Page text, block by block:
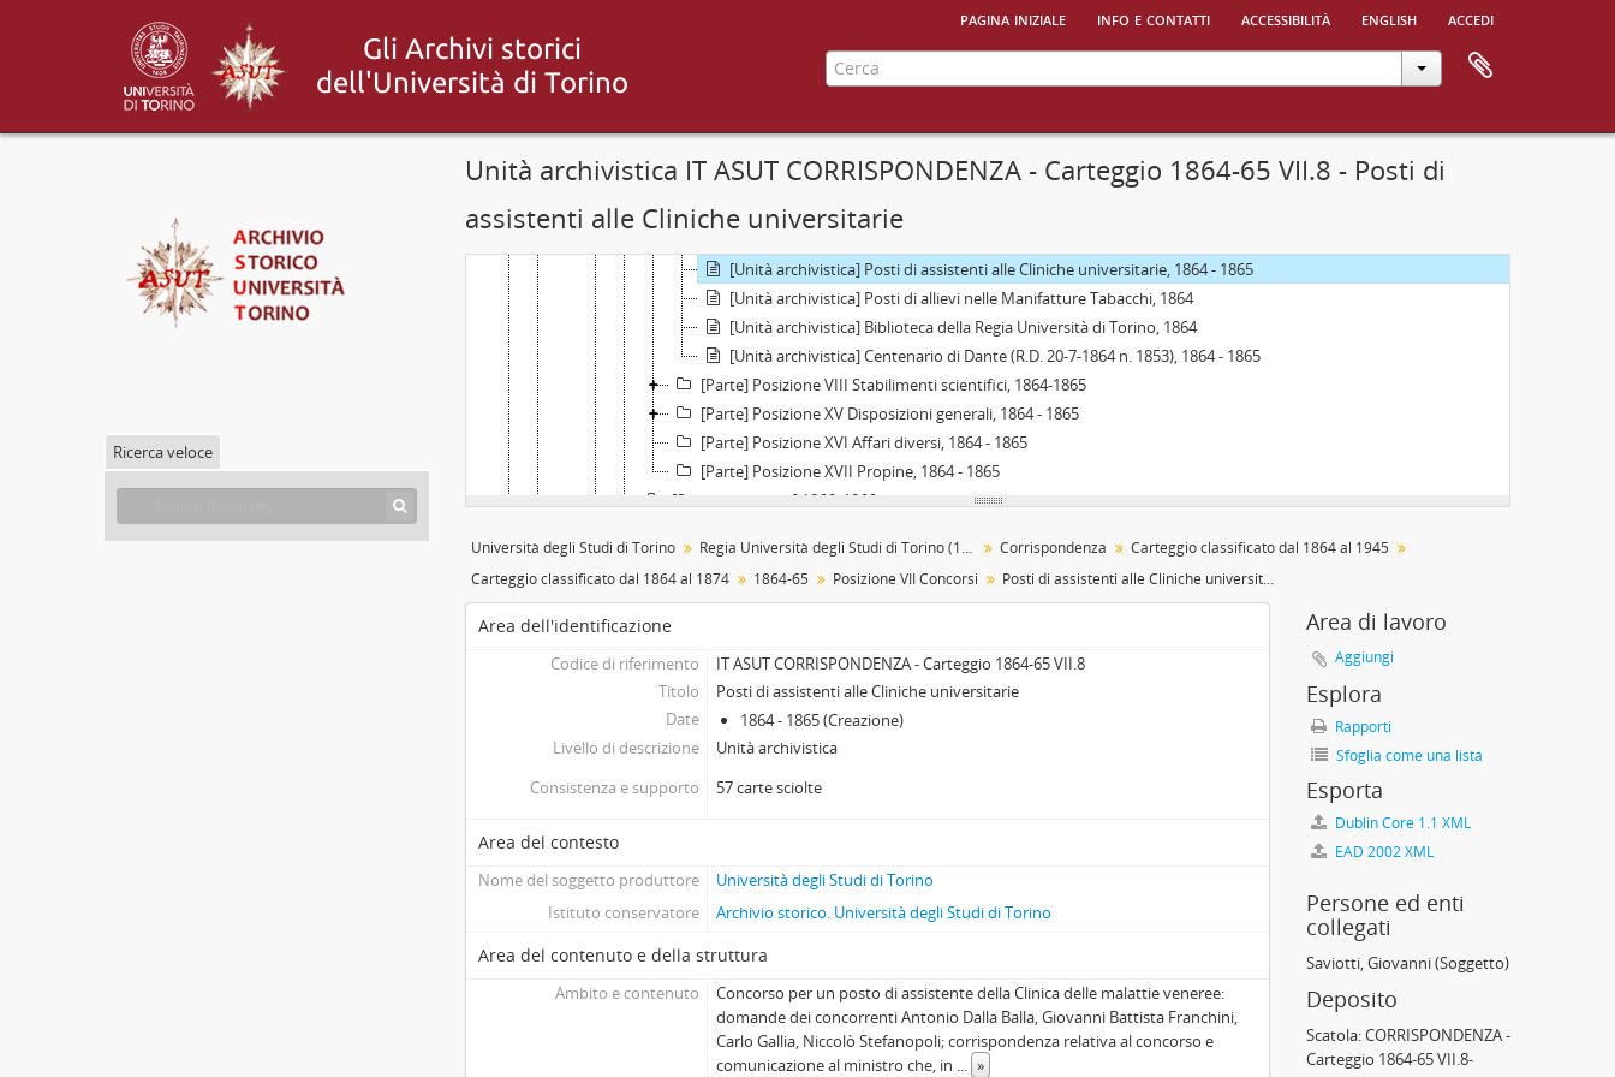
pagina iniziale info e contatti accessibilità english accedi
Ricerca veloce
Unità archivistica IT ASUT CORRISPONDENZA - Carteggio 1864-65 VII.8 - Posti di
assistenti alle Cliniche universitarie
[Parte] Posizione VII Concorsi, 1864 - 1865
[Unità archivistica] Posti nelle scuole tecniche di primo grado e nelle classi inferiori ginnasiali, 1864 - 1865
[Unità archivistica] Posti gratuiti nel Real Collegio delle Provincie, 1864 - 1865
[Unità archivistica] Posti di assistenti alle Cliniche universitarie, 1864 - 1865
[Unità archivistica] Posti di allievi nelle Manifatture Tabacchi, 1864
[Unità archivistica] Biblioteca della Regia Università di Torino, 1864
[Unità archivistica] Centenario di Dante (R.D. 20-7-1864 n. 1853), 1864 - 1865
[Parte] Posizione VIII Stabilimenti scientifici, 1864-1865
[Parte] Posizione XV Disposizioni generali, 1864 - 1865
[Parte] Posizione XVI Affari diversi, 1864 - 1865
[Parte] Posizione XVII Propine, 1864 - 1865
[Sotto-sottoserie] 1866, 1866
[Sotto-sottoserie] 1868, 1868
[Sotto-sottoserie] 1869, 1869
[Sotto-sottoserie] 1872, 1872
[Sotto-sottoserie] 1873, 1873
[Sotto-sottoserie] 1874, 1872-1875
[Sottoserie] Carteggio classificato del 1875, 1875
[Sottoserie] Carteggio classificato dal 1875 al 1904, 1875-1904
[Sub-fondo] Caduti nella Prima Guerra mondiale, 1909-1920
[Sub-fondo] Gestione del personale
[Sub-fondo] Gestione patrimoniale, 1904 - 1989-09-18
[Sub-fondo] Facoltà di Teologia, 1729-11-11 - 1877-12-31
[Sub-fondo] Facoltà di Giurisprudenza, 1729 -1971
[Sub-fondo] Facoltà di Medicina (1693-1844), 1693 - 1859
Università degli Studi di Torino Regia Università degli Studi di Torino (1693-1946) Corrispondenza
Carteggio classificato dal 1864 al 1945
Carteggio classificato dal 1864 al 1874
1864-65 Posizione VII Concorsi Posti di assistenti alle Cliniche universitarie
Area dell'identificazione
Codice di riferimento
IT ASUT CORRISPONDENZA - Carteggio 1864-65 VII.8
Titolo
Posti di assistenti alle Cliniche universitarie
Date
1864 - 1865 (Creazione)
Livello di descrizione
Unità archivistica
Consistenza e supporto
57 carte sciolte
Area del contesto
Nome del soggetto produttore
Università degli Studi di Torino
Istituto conservatore
Archivio storico. Università degli Studi di Torino
Area del contenuto e della struttura
Ambito e contenuto
Concorso per un posto di assistente della Clinica delle malattie veneree:
domande dei concorrenti Antonio Dalla Balla, Giovanni Battista Franchini,
Carlo Gallia, Niccolò Stefanopoli; corrispondenza relativa al concorso e
comunicazione al ministro che, in ... »
Area di lavoro
Aggiungi
Esplora
Rapporti
Sfoglia come una lista
Esporta
Dublin Core 1.1 XML
EAD 2002 XML
Persone ed enti
collegati
Saviotti, Giovanni(Soggetto)
Deposito
Scatola:CORRISPONDENZA -
Carteggio 1864-65 VII.8-